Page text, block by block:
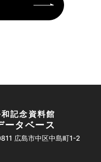
記念資料館
ータベース
広島市中区中島町1-2